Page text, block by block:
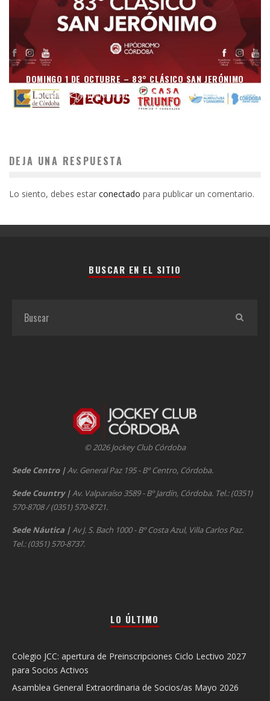
DOMINGO 1 DE OCTUBRE – 83° CLÁSICO SAN JERÓNIMO
mraso Hipódromo Córdoba 15/09/2023 9012
DEJA UNA RESPUESTA
Lo siento, debes estar conectado para publicar un comentario.
BUSCAR EN EL SITIO
© 2026 Jockey Club Córdoba
Sede Centro |Av. General Paz 195 - Bº Centro, Córdoba.
Sede Country |Av. Valparaíso 3589 - Bº Jardín, Córdoba. Tel.: (0351)
570-8708 / (0351) 570-8721.
Sede Náutica |Av J. S. Bach 1000 - Bº Costa Azul, Villa Carlos Paz.
Tel.: (0351) 570-8737.
LO ÚLTIMO
Colegio JCC: apertura de Preinscripciones Ciclo Lectivo 2027
para Socios Activos
Asamblea General Extraordinaria de Socios/as Mayo 2026